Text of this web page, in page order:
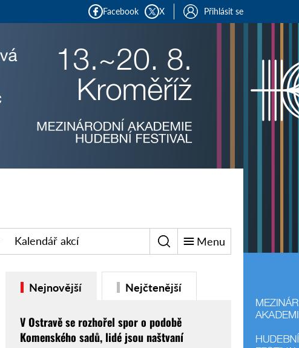
Facebook X Přihlásit se
Kalendář akcí Menu
Nejnovější Nejčtenější
V Ostravě se rozhořel spor o podobě
Komenského sadů, lidé jsou naštvaní